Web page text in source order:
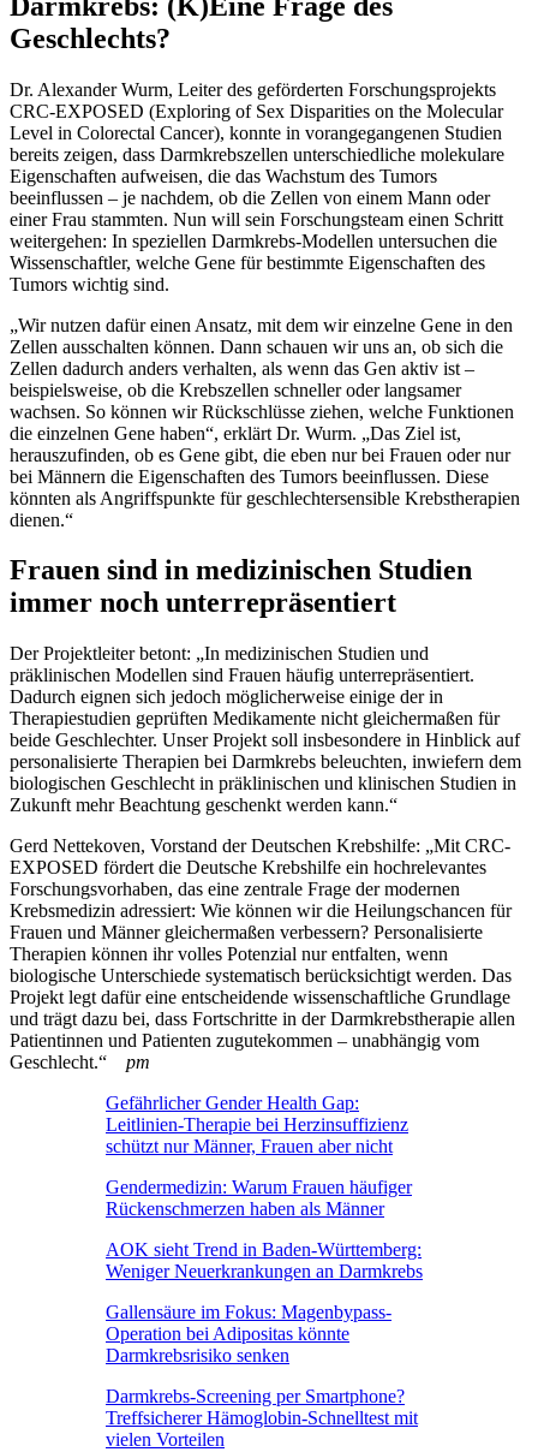
Geschlechts?
Dr. Alexander Wurm, Leiter des geförderten Forschungsprojekts
CRC-EXPOSED (Exploring of Sex Disparities on the Molecular
Level in Colorectal Cancer), konnte in vorangegangenen Studien
bereits zeigen, dass Darmkrebszellen unterschiedliche molekulare
Eigenschaften aufweisen, die das Wachstum des Tumors
beeinflussen – je nachdem, ob die Zellen von einem Mann oder
einer Frau stammten. Nun will sein Forschungsteam einen Schritt
weitergehen: In speziellen Darmkrebs-Modellen untersuchen die
Wissenschaftler, welche Gene für bestimmte Eigenschaften des
Tumors wichtig sind.
„Wir nutzen dafür einen Ansatz, mit dem wir einzelne Gene in den
Zellen ausschalten können. Dann schauen wir uns an, ob sich die
Zellen dadurch anders verhalten, als wenn das Gen aktiv ist –
beispielsweise, ob die Krebszellen schneller oder langsamer
wachsen. So können wir Rückschlüsse ziehen, welche Funktionen
die einzelnen Gene haben“, erklärt Dr. Wurm. „Das Ziel ist,
herauszufinden, ob es Gene gibt, die eben nur bei Frauen oder nur
bei Männern die Eigenschaften des Tumors beeinflussen. Diese
könnten als Angriffspunkte für geschlechtersensible Krebstherapien
dienen.“
Frauen sind in medizinischen Studien
immer noch unterrepräsentiert
Der Projektleiter betont: „In medizinischen Studien und
präklinischen Modellen sind Frauen häufig unterrepräsentiert.
Dadurch eignen sich jedoch möglicherweise einige der in
Therapiestudien geprüften Medikamente nicht gleichermaßen für
beide Geschlechter. Unser Projekt soll insbesondere in Hinblick auf
personalisierte Therapien bei Darmkrebs beleuchten, inwiefern dem
biologischen Geschlecht in präklinischen und klinischen Studien in
Zukunft mehr Beachtung geschenkt werden kann.“
Gerd Nettekoven, Vorstand der Deutschen Krebshilfe: „Mit CRC-
EXPOSED fördert die Deutsche Krebshilfe ein hochrelevantes
Forschungsvorhaben, das eine zentrale Frage der modernen
Krebsmedizin adressiert: Wie können wir die Heilungschancen für
Frauen und Männer gleichermaßen verbessern? Personalisierte
Therapien können ihr volles Potenzial nur entfalten, wenn
biologische Unterschiede systematisch berücksichtigt werden. Das
Projekt legt dafür eine entscheidende wissenschaftliche Grundlage
und trägt dazu bei, dass Fortschritte in der Darmkrebstherapie allen
Patientinnen und Patienten zugutekommen – unabhängig vom
Geschlecht.“ pm
Gefährlicher Gender Health Gap:
Leitlinien-Therapie bei Herzinsuffizienz
schützt nur Männer, Frauen aber nicht
Gendermedizin: Warum Frauen häufiger
Rückenschmerzen haben als Männer
AOK sieht Trend in Baden-Württemberg:
Weniger Neuerkrankungen an Darmkrebs
Gallensäure im Fokus: Magenbypass-
Operation bei Adipositas könnte
Darmkrebsrisiko senken
Darmkrebs-Screening per Smartphone?
Treffsicherer Hämoglobin-Schnelltest mit
vielen Vorteilen